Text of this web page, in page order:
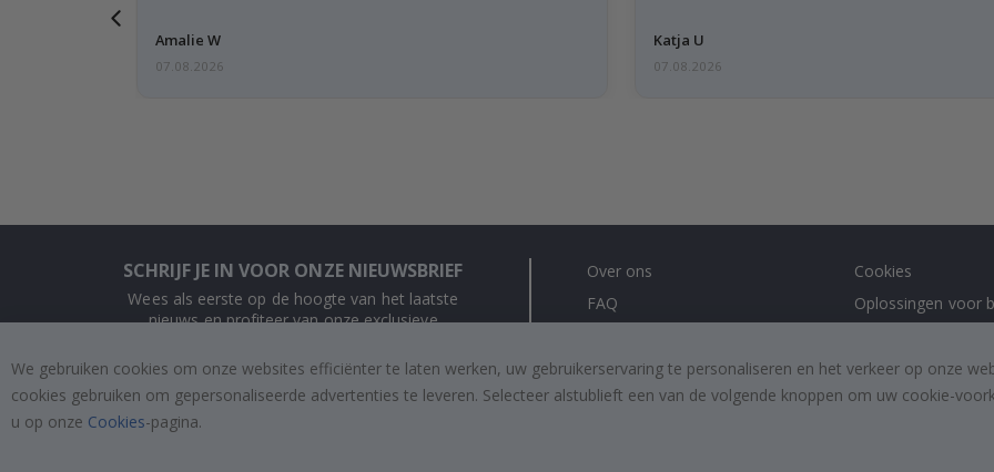
Amalie W
07.08.2026
Katja U
07.08.2026
SCHRIJF JE IN VOOR ONZE NIEUWSBRIEF
Wees als eerste op de hoogte van het laatste
nieuws en profiteer van onze exclusieve
INSCHRIJVEN
Over ons
FAQ
Recht om te annuleren
Algemene voorwaarden
Cookies
Oplossingen voor
Samenwerken
Instructies
We gebruiken cookies om onze websites efficiënter te laten werken, uw gebruikerservaring te personaliseren en het verkeer op onze
cookies gebruiken om gepersonaliseerde advertenties te leveren. Selecteer alstublieft een van de volgende knoppen om uw cookie-
u op onze Cookies-pagina.